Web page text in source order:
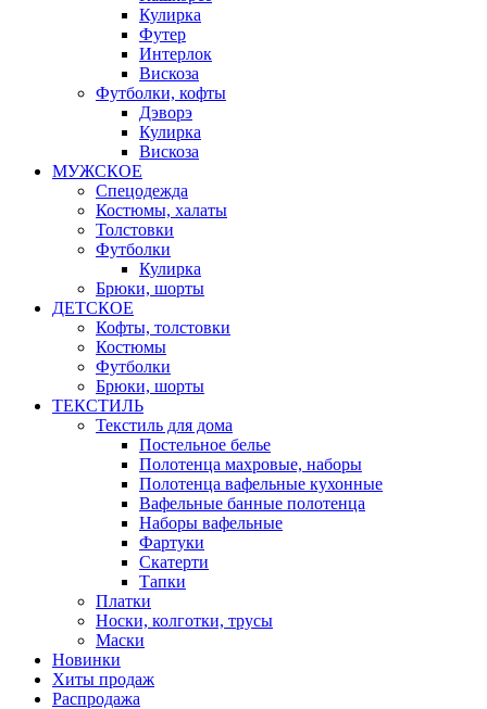
Кулирка
Футер
Интерлок
Вискоза
Футболки, кофты
Дэворэ
Кулирка
Вискоза
МУЖСКОЕ
Спецодежда
Костюмы, халаты
Толстовки
Футболки
Кулирка
Брюки, шорты
ДЕТСКОЕ
Кофты, толстовки
Костюмы
Футболки
Брюки, шорты
ТЕКСТИЛЬ
Текстиль для дома
Постельное белье
Полотенца махровые, наборы
Полотенца вафельные кухонные
Вафельные банные полотенца
Наборы вафельные
Фартуки
Скатерти
Тапки
Платки
Носки, колготки, трусы
Маски
Новинки
Хиты продаж
Распродажа